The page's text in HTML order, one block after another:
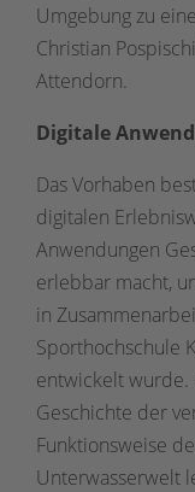
Umgebung zu
Christian
Attendorn.
Digitale
Das Vorhaben
digitalen
Anwendungen
erlebbar macht,
in
Sporthochschule
entwickelt wurde.
Geschichte der
Funktionsweise
Unterwasserwelt